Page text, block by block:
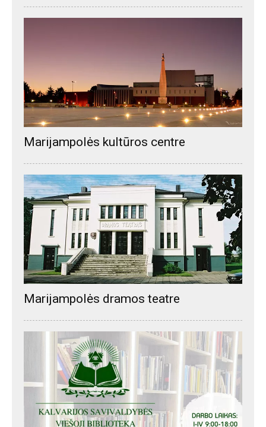
Marijampolės kultūros centre
Marijampolės dramos teatre